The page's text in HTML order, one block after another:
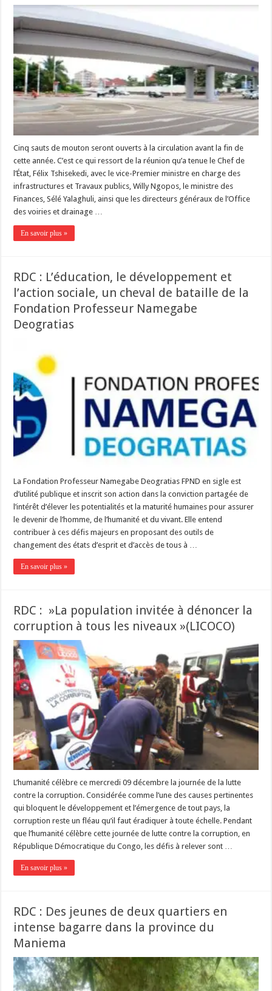
Cinq sauts de mouton seront ouverts à la circulation avant la fin de
cette année. C’est ce qui ressort de la réunion qu’a tenue le Chef de
l’État, Félix Tshisekedi, avec le vice-Premier ministre en charge des
infrastructures et Travaux publics, Willy Ngopos, le ministre des
Finances, Sélé Yalaghuli, ainsi que les directeurs généraux de l’Office
des voiries et drainage …
En savoir plus »
RDC : L’éducation, le développement et
l’action sociale, un cheval de bataille de la
Fondation Professeur Namegabe
Deogratias
La Fondation Professeur Namegabe Deogratias FPND en sigle est
d’utilité publique et inscrit son action dans la conviction partagée de
l’intérêt d’élever les potentialités et la maturité humaines pour assurer
le devenir de l’homme, de l’humanité et du vivant. Elle entend
contribuer à ces défis majeurs en proposant des outils de
changement des états d’esprit et d’accès de tous à …
En savoir plus »
RDC : »La population invitée à dénoncer la
corruption à tous les niveaux »(LICOCO)
L’humanité célèbre ce mercredi 09 décembre la journée de la lutte
contre la corruption. Considérée comme l’une des causes pertinentes
qui bloquent le développement et l’émergence de tout pays, la
corruption reste un fléau qu’il faut éradiquer à toute échelle. Pendant
que l’humanité célèbre cette journée de lutte contre la corruption, en
République Démocratique du Congo, les défis à relever sont …
En savoir plus »
RDC : Des jeunes de deux quartiers en
intense bagarre dans la province du
Maniema